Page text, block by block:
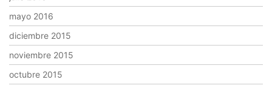
mayo 2016
diciembre 2015
noviembre 2015
octubre 2015